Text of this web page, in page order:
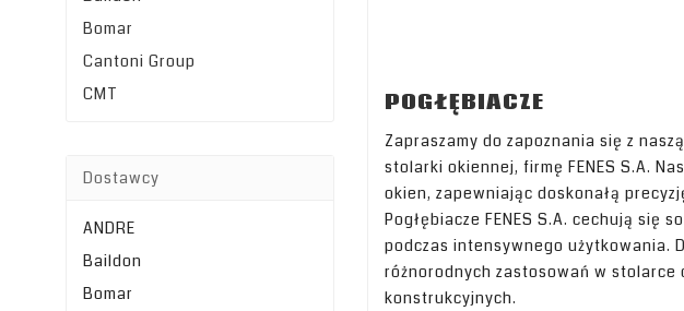
Bomar
Cantoni Group
CMT
Dostawcy
ANDRE
Baildon
Bomar
POGŁĘBIACZE
Zapraszamy do zapoznania się z
stolarki okiennej, firmę FENES S.A.
okien, zapewniając doskonałą
Pogłębiacze FENES S.A. cechują
podczas intensywnego użytkowania.
różnorodnych zastosowań w stolarce
konstrukcyjnych.